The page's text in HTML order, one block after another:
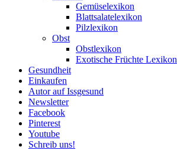
Gemüselexikon
Blattsalatelexikon
Pilzlexikon
Obst
Obstlexikon
Exotische Früchte Lexikon
Gesundheit
Einkaufen
Autor auf Issgesund
Newsletter
Facebook
Pinterest
Youtube
Schreib uns!